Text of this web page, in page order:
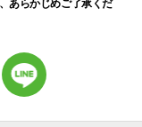
あらかじめご了承くだ